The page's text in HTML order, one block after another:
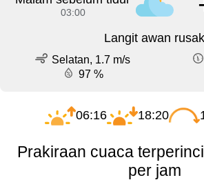
03:00
Langit awan rusak
Selatan, 1.7 m/s
97 %
06:16 18:20
Prakiraan cuaca
per jam